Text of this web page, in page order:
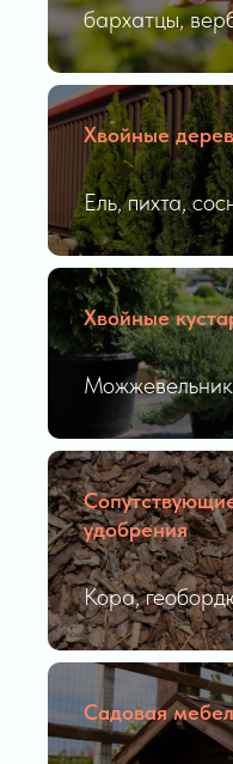
бархатцы,
Хвойные
Ель, пихта,
Хвойные
удобрения
Кора,
Садовая